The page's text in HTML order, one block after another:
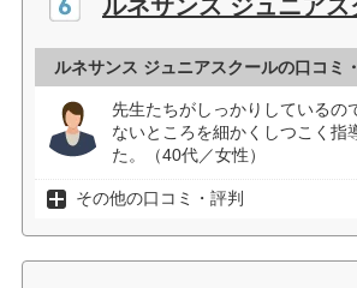
ルネサンス ジュニアス
ルネサンス ジュニアスクールの口コミ
先生たちがしっかりしているの
ないところを細かくしつこく指
た。（40代／女性）
その他の口コミ・評判